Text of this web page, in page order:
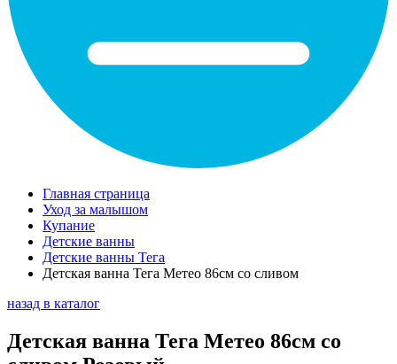
Главная страница
Уход за малышом
Купание
Детские ванны
Детские ванны Тега
Детская ванна Тега Метео 86см со сливом
назад в каталог
Детская ванна Тега Метео 86см со